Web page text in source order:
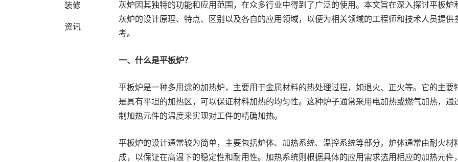
装修
资讯
灰炉因其独特的功能和应用范围，在众多行业中得到了广泛的使用。本文旨在深入探讨平板炉
灰炉的设计原理、特点、区别以及各自的应用领域，以便为相关领域的工程师和技术人员提供
考。
一、什么是平板炉？
平板炉是一种多用途的加热炉，主要用于金属材料的热处理过程，如退火、正火等。它的主要
是具有平坦的加热区，可以保证材料加热的均匀性。这种炉子通常采用电加热或燃气加热，通
制加热元件的温度来实现对工件的精确加热。
平板炉的设计通常较为简单，主要包括炉体、加热系统、温控系统等部分。炉体通常由耐火材
成，以保证在高温下的稳定性和耐用性。加热系统则根据具体的应用需求选用相应的加热元件